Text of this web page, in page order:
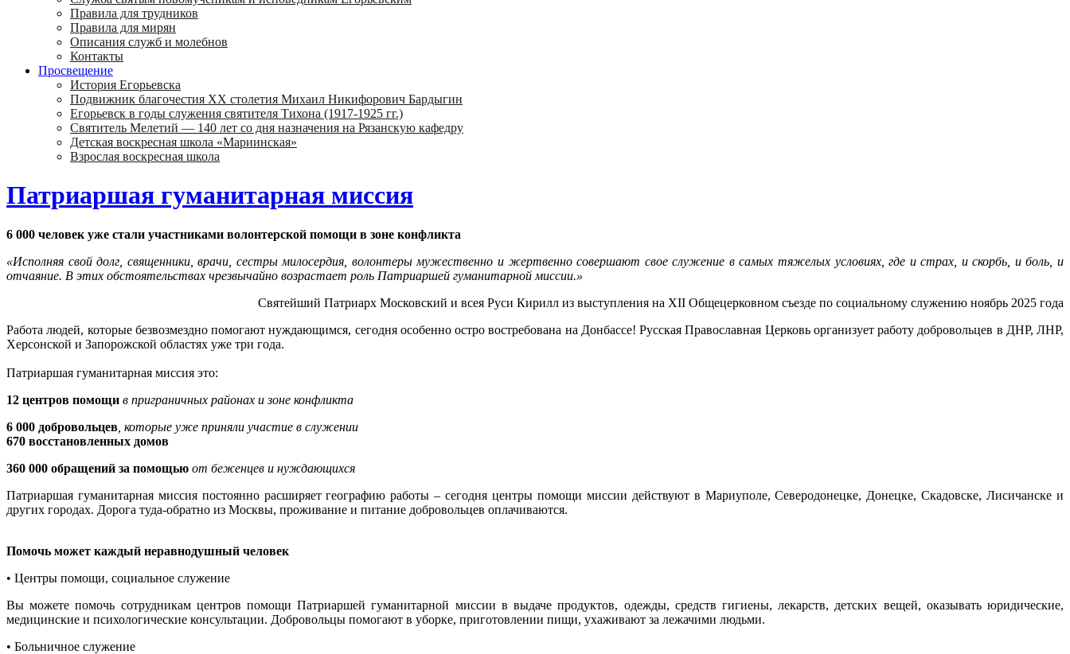
Правила для трудников
Правила для мирян
Описания служб и молебнов
Контакты
Просвещение
История Егорьевска
Подвижник благочестия ХХ столетия Михаил Никифорович Бардыгин
Егорьевск в годы служения святителя Тихона (1917-1925 гг.)
Святитель Мелетий — 140 лет со дня назначения на Рязанскую кафедру
Детская воскресная школа «Мариинская»
Взрослая воскресная школа
Патриаршая гуманитарная миссия
6 000 человек уже стали участниками волонтерской помощи в зоне конфликта
«Исполняя свой долг, священники, врачи, сестры милосердия, волонтеры мужественно и жертвенно совершают свое служение в самых тяжелых условиях, где и страх, и скорбь, и боль, и
отчаяние. В этих обстоятельствах чрезвычайно возрастает роль Патриаршей гуманитарной миссии.»
Святейший Патриарх Московский и всея Руси Кирилл из выступления на ХII Общецерковном съезде по социальному служению ноябрь 2025 года
Работа людей, которые безвозмездно помогают нуждающимся, сегодня особенно остро востребована на Донбассе! Русская Православная Церковь организует работу добровольцев в ДНР, ЛНР,
Херсонской и Запорожской областях уже три года.
Патриаршая гуманитарная миссия это:​
12 центров помощи в приграничных районах и зоне конфликта
6 000 добровольцев , которые уже приняли участие в служении
670 восстановленных домов
360 000 обращений за помощью от беженцев и нуждающихся
Патриаршая гуманитарная миссия постоянно расширяет географию работы – сегодня центры помощи миссии действуют в Мариуполе, Северодонецке, Донецке, Скадовске, Лисичанске и
других городах. Дорога туда-обратно из Москвы, проживание и питание добровольцев оплачиваются.
Помочь может каждый неравнодушный человек
• Центры помощи, социальное служение
Вы можете помочь сотрудникам центров помощи Патриаршей гуманитарной миссии в выдаче продуктов, одежды, средств гигиены, лекарств, детских вещей, оказывать юридические,
медицинские и психологические консультации. Добровольцы помогают в уборке, приготовлении пищи, ухаживают за лежачими людьми.
• Больничное служение